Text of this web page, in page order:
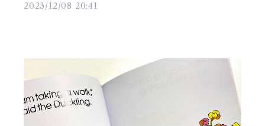
2023/12/08 20:41